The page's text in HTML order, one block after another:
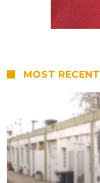
MOST RECENT